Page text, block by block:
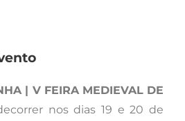
| V FEIRA MEDIEVAL DE
nos dias 19 e 20 de